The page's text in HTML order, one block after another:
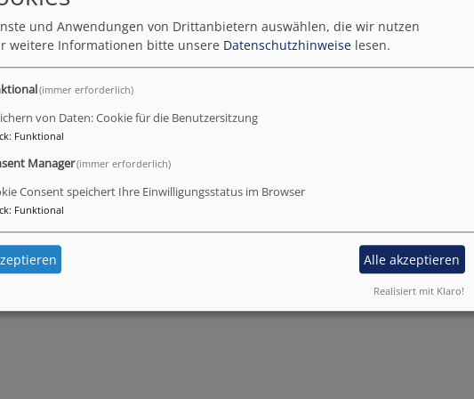
und individuelle Zusammenarbeit mit Beratungsstellen, sei es
Gesundheitsamt, Amt für Jugend und Familie, um nur einige zu nennen.
zu erleichtern, holen wir die Kooperationspartner in die Einrichtung.
ein Angebot der Erziehungsberatungsstelle hat ihren festen Platz bei uns im
bieten wir Sprechstunden bei uns an.
und Anwendungen von Drittanbietern auswählen, die wir nutzen
weitere Informationen bitte unsere Datenschutzhinweise lesen.
(immer erforderlich)
von Daten: Cookie für die Benutzersitzung
: Funktional
Manager(immer erforderlich)
Consent speichert Ihre Einwilligungsstatus im Browser
: Funktional
Alle akzeptieren
Realisiert mit Klaro!